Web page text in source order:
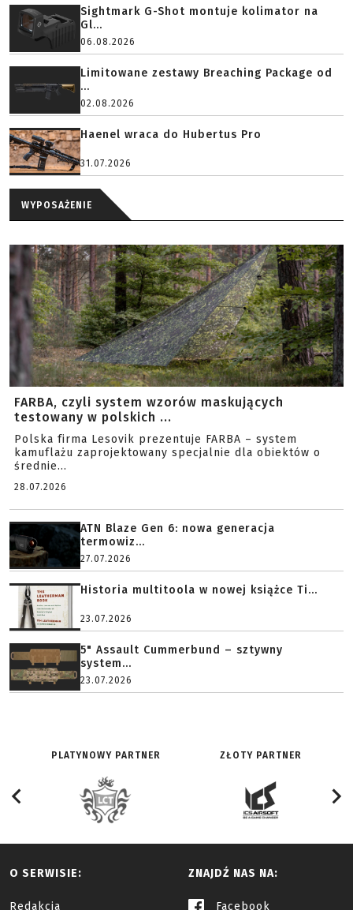
Sightmark G-Shot montuje kolimator na
Gl...
06.08.2026
Limitowane zestawy Breaching Package od
...
02.08.2026
Haenel wraca do Hubertus Pro
31.07.2026
WYPOSAŻENIE
FARBA, czyli system wzorów maskujących
testowany w polskich ...
Polska firma Lesovik prezentuje FARBA – system
kamuflażu zaprojektowany specjalnie dla obiektów o
średnie...
28.07.2026
ATN Blaze Gen 6: nowa generacja
termowiz...
27.07.2026
Historia multitoola w nowej książce Ti...
23.07.2026
5" Assault Cummerbund – sztywny
system...
23.07.2026
PLATYNOWY PARTNER ZŁOTY PARTNER
O SERWISIE:
Redakcja
ZNAJDŹ NAS NA:
Facebook